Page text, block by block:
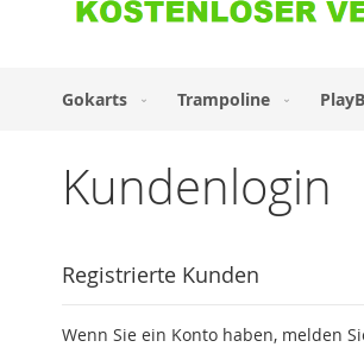
Gokarts Trampoline
Kundenlogin
Registrierte Kunden
Wenn Sie ein Konto haben, melden